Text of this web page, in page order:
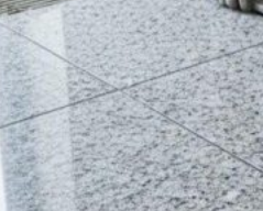
HSSTONE
222